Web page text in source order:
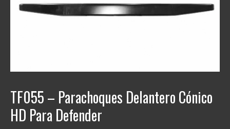
TF055 – Parachoques Delantero Cónico
HD Para Defender